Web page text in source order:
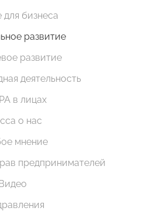
бизнеса
развитие
развитие
деятельность
в лицах
о нас
мнение
предпринимателей